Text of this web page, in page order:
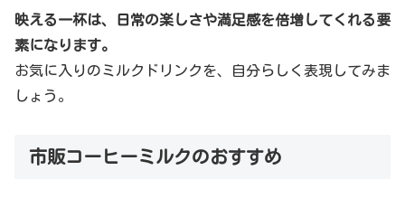
映える一杯は、日常の楽しさや満足感を倍増してくれる要
素になります。
お気に入りのミルクドリンクを、自分らしく表現してみま
しょう。
市販コーヒーミルクのおすすめ